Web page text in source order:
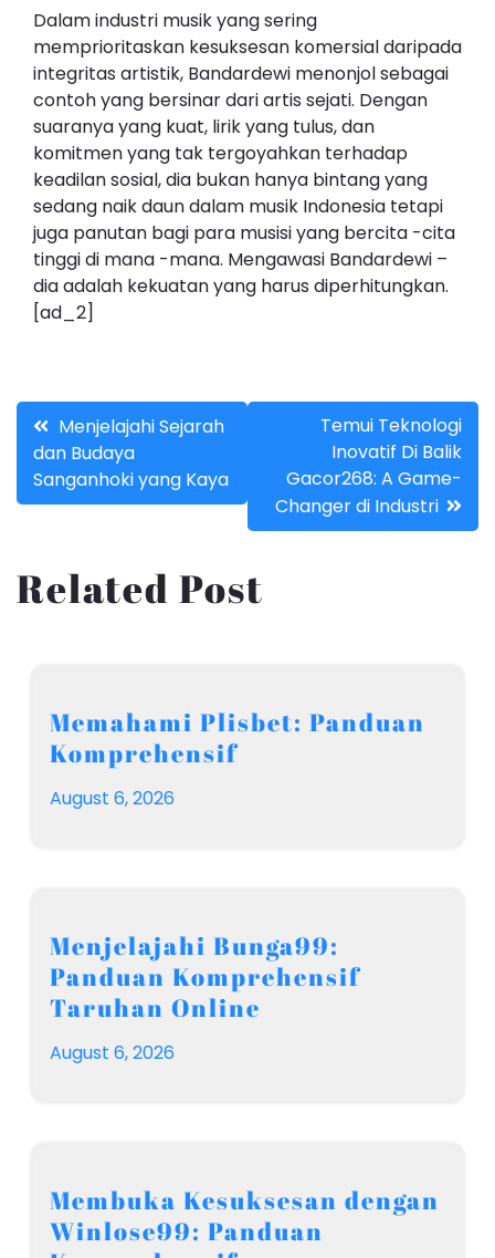
Dalam industri musik yang sering
memprioritaskan kesuksesan komersial daripada
integritas artistik, Bandardewi menonjol sebagai
contoh yang bersinar dari artis sejati. Dengan
suaranya yang kuat, lirik yang tulus, dan
komitmen yang tak tergoyahkan terhadap
keadilan sosial, dia bukan hanya bintang yang
sedang naik daun dalam musik Indonesia tetapi
juga panutan bagi para musisi yang bercita -cita
tinggi di mana -mana. Mengawasi Bandardewi –
dia adalah kekuatan yang harus diperhitungkan.
[ad_2]
Post
navigation
Menjelajahi Sejarah
dan Budaya
Sanganhoki yang Kaya
Temui Teknologi
Inovatif Di Balik
Gacor268: A Game-
Changer di Industri
Related Post
Memahami Plisbet: Panduan
Komprehensif
August 6, 2026
Menjelajahi Bunga99:
Panduan Komprehensif
Taruhan Online
August 6, 2026
Membuka Kesuksesan dengan
Winlose99: Panduan